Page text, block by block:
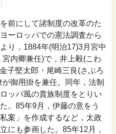
前にして諸制度の改革のた
ーロッパでの憲法調査から
り，1884年(明治17)3月宮中
内卿兼任)で，井上毅(こわ
子堅太郎・尾崎三良(さぶろ
御用掛を兼任。同年，法制
ッパ風の貴族制度をとりい
。85年9月，伊藤の意をう
案」を作成するなど，太政
にも参画した。85年12月，